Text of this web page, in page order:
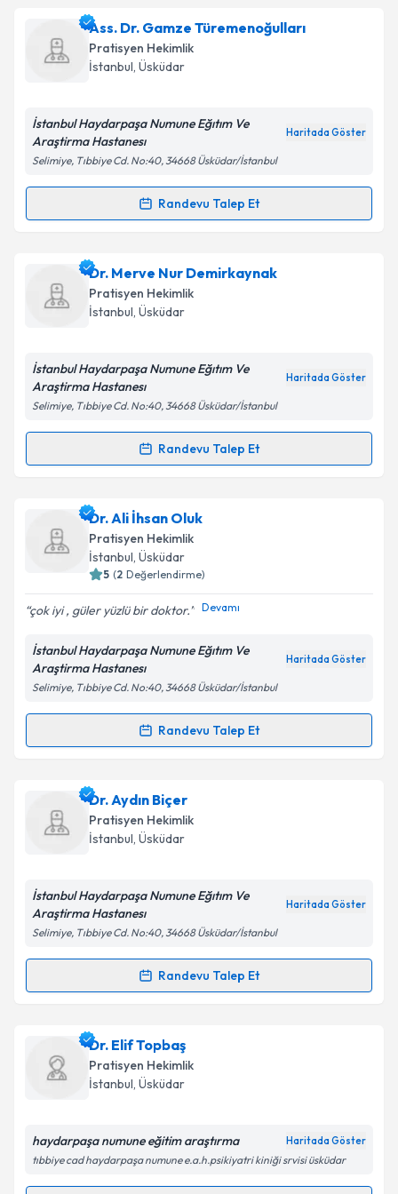
Takvim Talebini Gönder
Dr. Cihan Ersaniçin randevu takvimi talebi oluşturun.
Size bu uzmandan randevu almanız için bir takvim
hazırlandığında e-posta ile bilgilendireceğiz.
Kişisel verilerimin işlenmesine ilişkinAydınlatma
'ni okudum ve kişisel verilerimin belirtilen
kapsamda işlenmesini kabul ediyorum.
Takvim Talebini Gönder
Ass. Dr. Gamze Türemenoğulları
Pratisyen Hekimlik
İstanbul, Üsküdar
İstanbul Haydarpaşa Numune Eğıtım Ve
Araştirma Hastanesı
Haritada Göster
Selimiye, Tıbbiye Cd. No:40, 34668 Üsküdar/İstanbul
Randevu Talep Et
Randevu Takvimi Talebi
Ass. Dr. Gamze Türemenoğullarıiçin randevu
takvimi talebi oluşturun. Size bu uzmandan randevu
almanız için bir takvim hazırlandığında e-posta ile
Kişisel verilerimin işlenmesine ilişkin
Metni'ni okudum ve kişisel verilerimin belirtilen
Takvim Talebini Gönder
Dr. Merve Nur Demirkaynak
Pratisyen Hekimlik
İstanbul, Üsküdar
İstanbul Haydarpaşa Numune Eğıtım Ve
Araştirma Hastanesı
Haritada Göster
Selimiye, Tıbbiye Cd. No:40, 34668 Üsküdar/İstanbul
Randevu Talep Et
Randevu Takvimi Talebi
Dr. Merve Nur Demirkaynak
talebi oluşturun. Size bu uzmandan randevu almanız
için bir takvim hazırlandığında e-posta ile
bilgilendireceğiz.
E-posta Adresiniz
Kişisel verilerimin işlenmesine ilişkin
Metni'ni okudum ve kişisel verilerimin belirtilen
kapsamda işlenmesini kabul ediyorum.
Dr. Ali İhsan Oluk
Pratisyen Hekimlik
İstanbul, Üsküdar
5 (2 Değerlendirme)
çok iyi , güler yüzlü bir doktor. Devamı
İstanbul Haydarpaşa Numune Eğıtım Ve
Araştirma Hastanesı
Haritada Göster
Selimiye, Tıbbiye Cd. No:40, 34668 Üsküdar/İstanbul
Randevu Talep Et
Randevu Takvimi Talebi
Dr. Ali İhsan Olukiçin randevu takvimi talebi
oluşturun. Size bu uzmandan randevu almanız için bir
takvim hazırlandığında e-posta ile bilgilendireceğiz.
Kişisel verilerimin işlenmesine ilişkinAydınlatma
'ni okudum ve kişisel verilerimin belirtilen
kapsamda işlenmesini kabul ediyorum.
Takvim Talebini Gönder
Dr. Aydın Biçer
Pratisyen Hekimlik
İstanbul, Üsküdar
İstanbul Haydarpaşa Numune Eğıtım Ve
Araştirma Hastanesı
Haritada Göster
Selimiye, Tıbbiye Cd. No:40, 34668 Üsküdar/İstanbul
Randevu Talep Et
Randevu Takvimi Talebi
Dr. Aydın Biçeriçin randevu takvimi talebi oluşturun.
Size bu uzmandan randevu almanız için bir takvim
hazırlandığında e-posta ile bilgilendireceğiz.
Dr. Elif Topbaş
Pratisyen Hekimlik
İstanbul, Üsküdar
haydarpaşa numune eğitim araştırma Haritada Göster
tıbbiye cad haydarpaşa numune e.a.h.psikiyatri kiniği srvisi üsküdar